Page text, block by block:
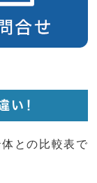
い！
との比較表で